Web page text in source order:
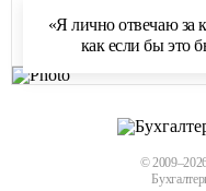
политикой обработки
«Я лично отвечаю за
как если бы это
©